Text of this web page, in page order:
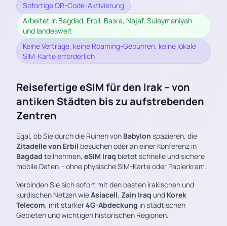
Sofortige QR-Code-Aktivierung
Arbeitet in Bagdad, Erbil, Basra, Najaf, Sulaymaniyah
und landesweit
Keine Verträge, keine Roaming-Gebühren, keine lokale
SIM-Karte erforderlich
Reisefertige eSIM für den Irak – von
antiken Städten bis zu aufstrebenden
Zentren
Egal, ob Sie durch die Ruinen von Babylon spazieren, die
Zitadelle von Erbil besuchen oder an einer Konferenz in
Bagdad teilnehmen, eSIM Iraq bietet schnelle und sichere
mobile Daten – ohne physische SIM-Karte oder Papierkram.
Verbinden Sie sich sofort mit den besten irakischen und
kurdischen Netzen wieAsiacell, Zain Iraq und Korek
Telecom, mit starker4G-Abdeckung in städtischen
Gebieten und wichtigen historischen Regionen.